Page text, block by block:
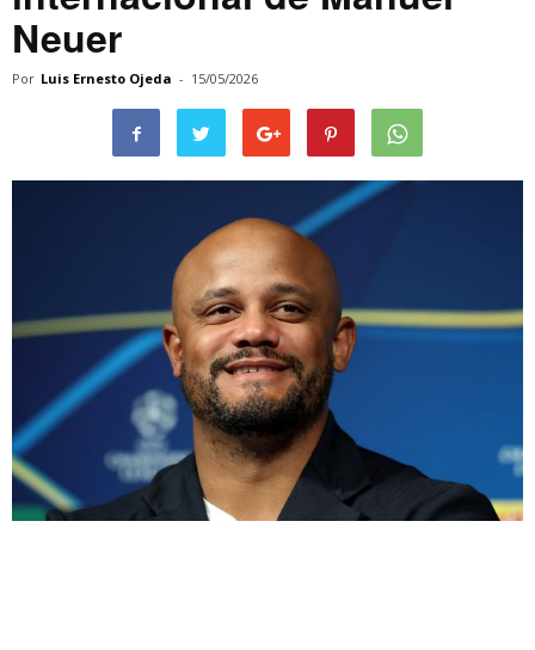
Neuer
Por Luis Ernesto Ojeda - 15/05/2026